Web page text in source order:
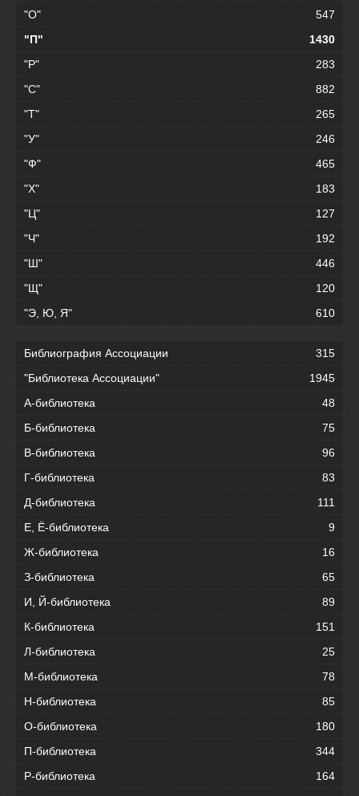
"О"
547
"П"
1430
"Р"
283
"С"
882
"Т"
265
"У"
246
"Ф"
465
"Х"
183
"Ц"
127
"Ч"
192
"Ш"
446
"Щ"
120
"Э, Ю, Я"
610
Библиография Ассоциации
315
"Библиотека Ассоциации"
1945
А-библиотека
48
Б-библиотека
75
В-библиотека
96
Г-библиотека
83
Д-библиотека
111
Е, Ё-библиотека
9
Ж-библиотека
16
З-библиотека
65
И, Й-библиотека
89
К-библиотека
151
Л-библиотека
25
М-библиотека
78
Н-библиотека
85
О-библиотека
180
П-библиотека
344
Р-библиотека
164